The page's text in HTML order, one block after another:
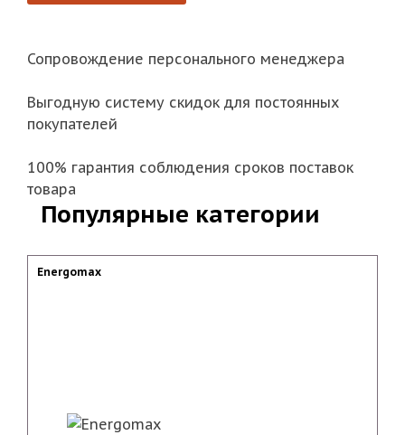
Сопровождение персонального менеджера
Выгодную систему скидок для постоянных
покупателей
100% гарантия соблюдения сроков поставок
товара
Популярные категории
Energomax